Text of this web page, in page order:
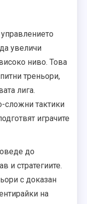
увеличи
ниво. Това
треньори,
лига.
сложни тактики
играчите
до
и стратегиите.
с доказан
на